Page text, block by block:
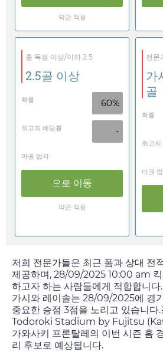
약관 적용
총 득점 이상/이하 2.5
2.5골 이상
확률 60%
최고의 배당률 -
마권 업자
으로 이동
약관 적용
전문
가
골
확률
최고의
마권
저희 전문가들은 최근 폼과 상대 전
제공하며, 28/09/2025 10:00 am
하고자 하는 사람들에게 적합합니
가시와 레이솔는 28/09/2025에 경
중요한 승점 3점을 노리고 있습니
Todoroki Stadium by Fujitsu
가와사키 프론탈레의 이번 시즌 홈
리 후보로 예상됩니다.